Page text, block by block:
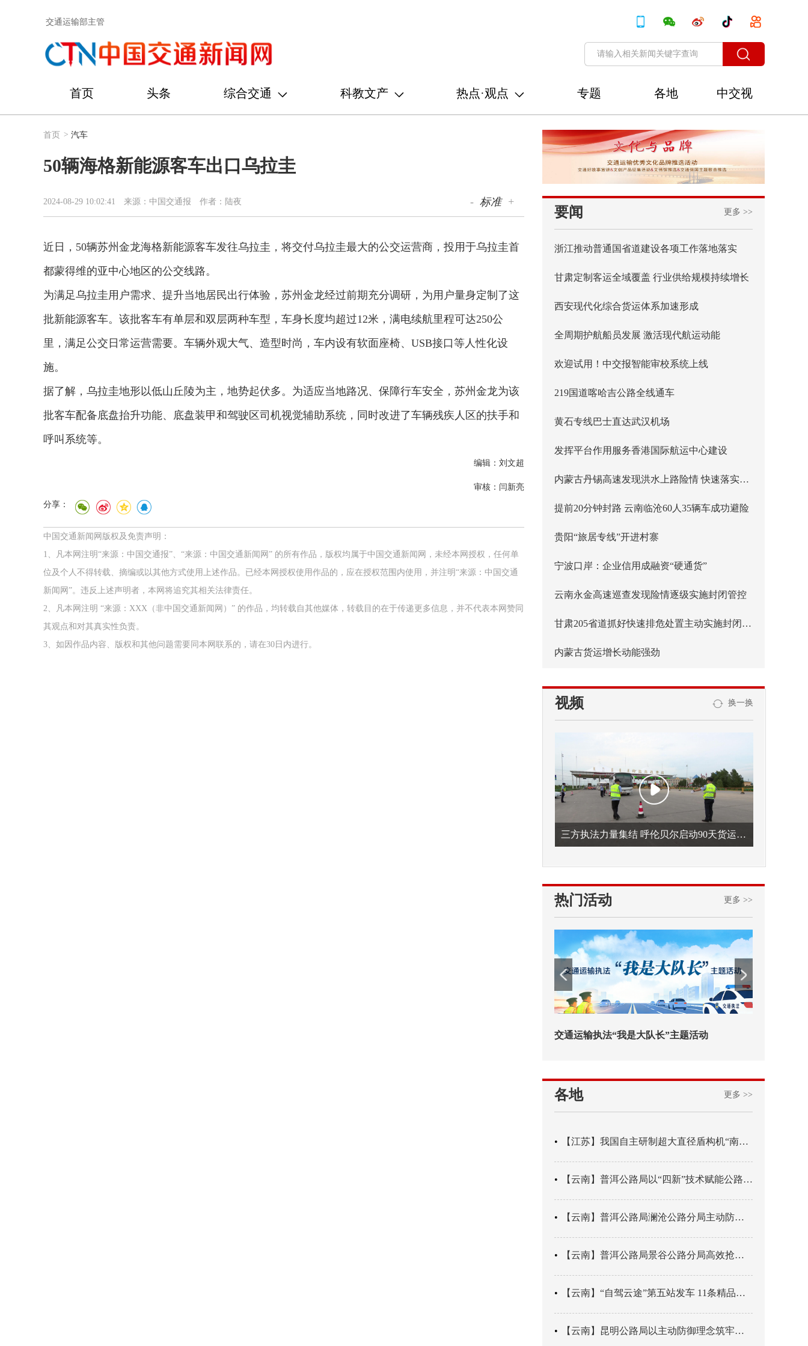
交通运输部主管
首页 头条 综合交通 科教文产 热点·观点 专题 各地
中交视
讯
首页 > 汽车
50辆海格新能源客车出口乌拉圭
2024-08-29 10:02:41 来源：中国交通报 作者：陆夜 - 标准 +
近日，50辆苏州金龙海格新能源客车发往乌拉圭，将交付乌拉圭最大的公交运营商，投用于乌拉圭首
都蒙得维的亚中心地区的公交线路。
为满足乌拉圭用户需求、提升当地居民出行体验，苏州金龙经过前期充分调研，为用户量身定制了这
批新能源客车。该批客车有单层和双层两种车型，车身长度均超过12米，满电续航里程可达250公
里，满足公交日常运营需要。车辆外观大气、造型时尚，车内设有软面座椅、USB接口等人性化设
施。
据了解，乌拉圭地形以低山丘陵为主，地势起伏多。为适应当地路况、保障行车安全，苏州金龙为该
批客车配备底盘抬升功能、底盘装甲和驾驶区司机视觉辅助系统，同时改进了车辆残疾人区的扶手和
呼叫系统等。
编辑：刘文超
审核：闫新亮
分享：
中国交通新闻网版权及免责声明：
1、凡本网注明“来源：中国交通报”、“来源：中国交通新闻网” 的所有作品，版权均属于中国交通新闻网，未经本网授权，任何单
位及个人不得转载、摘编或以其他方式使用上述作品。已经本网授权使用作品的，应在授权范围内使用，并注明“来源：中国交通
新闻网”。违反上述声明者，本网将追究其相关法律责任。
2、凡本网注明 “来源：XXX（非中国交通新闻网）” 的作品，均转载自其他媒体，转载目的在于传递更多信息，并不代表本网赞同
其观点和对其真实性负责。
3、如因作品内容、版权和其他问题需要同本网联系的，请在30日内进行。
要闻 更多 >>
浙江推动普通国省道建设各项工作落地落实
甘肃定制客运全域覆盖 行业供给规模持续增长
西安现代化综合货运体系加速形成
全周期护航船员发展 激活现代航运动能
欢迎试用！中交报智能审校系统上线
219国道喀哈吉公路全线通车
黄石专线巴士直达武汉机场
发挥平台作用服务香港国际航运中心建设
内蒙古丹锡高速发现洪水上路险情 快速落实主线封闭管控
提前20分钟封路 云南临沧60人35辆车成功避险
贵阳“旅居专线”开进村寨
宁波口岸：企业信用成融资“硬通货”
云南永金高速巡查发现险情逐级实施封闭管控
甘肃205省道抓好快速排危处置主动实施封闭管控
内蒙古货运增长动能强劲
视频 换一换
三方执法力量集结 呼伦贝尔启动90天货运车辆违法专项整治
热门活动 更多 >>
交通运输执法“我是大队长”主题活动 欢迎试用！中交报智能审
各地 更多 >>
【江苏】我国自主研制超大直径盾构机“南湖号”在常熟下线
【云南】普洱公路局以“四新”技术赋能公路养护
【云南】普洱公路局澜沧公路分局主动防御成功处置214国道山体崩塌险情
【云南】普洱公路局景谷公路分局高效抢通紧急送医村路
【云南】“自驾云途”第五站发车 11条精品线路串起全域风光
【云南】昆明公路局以主动防御理念筑牢汛期安全防线